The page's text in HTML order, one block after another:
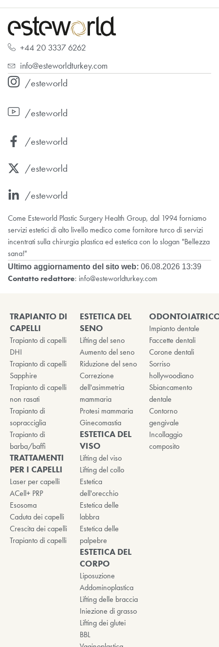
+44 20 3337 6262
info@esteworldturkey.com
/esteworld
/esteworld
/esteworld
/esteworld
/esteworld
Come Esteworld Plastic Surgery Health Group, dal 1994 forniamo
servizi estetici di alto livello medico come fornitore turco di servizi
incentrati sulla chirurgia plastica ed estetica con lo slogan "Bellezza
sana!"
Ultimo aggiornamento del sito web: 06.08.2026 13:39
Contatto redattore: info@esteworldturkey.com
TRAPIANTO DI
CAPELLI
Trapianto di capelli
DHI
Trapianto di capelli
Sapphire
Trapianto di capelli
non rasati
Trapianto di
sopracciglia
Trapianto di
barba/baffi
TRATTAMENTI
PER I CAPELLI
Laser per capelli
ACell+ PRP
Esosoma
Caduta dei capelli
Crescita dei capelli
Trapianto di capelli
ESTETICA DEL
SENO
Lifting del seno
Aumento del seno
Riduzione del seno
Correzione
dell'asimmetria
mammaria
Protesi mammaria
Ginecomastia
ESTETICA DEL
VISO
Lifting del viso
Lifting del collo
Estetica
dell'orecchio
Estetica delle
labbra
Estetica delle
palpebre
ESTETICA DEL
CORPO
Liposuzione
Addominoplastica
Lifting delle braccia
Iniezione di grasso
Lifting dei glutei
BBL
Impianto dentale
Faccette dentali
Corone dentali
Sorriso
hollywoodiano
Sbiancamento
dentale
Contorno
gengivale
Incollaggio
composito